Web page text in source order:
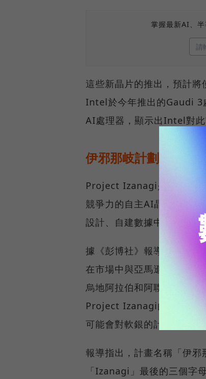
掌握最新AI、
這些新晶片的推出，預計將
Intel於今年推出的Gaudi 3
AI處理器，顯示出Intel對此
伊邪那岐計劃：孫正
Project Izanagi是軟銀孫
競爭力的自主AI晶片，以
設計、自建數據中心，並配
據《彭博社》報導，孫正義
在市場中與亞馬遜、谷歌
烏地阿拉伯和阿聯酋的潛
Project Izanagi的覆蓋範圍
可能會對軟銀的計劃持保留
報導指出，計畫名稱「伊
「Izanagi」最後的三個字